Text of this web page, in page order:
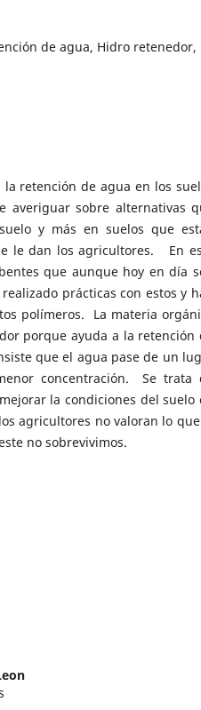
de agua, Hidro retenedor,
retención de agua en los
sobre alternativas
y más en suelos que
le dan los agricultores. En
que aunque hoy en día
prácticas con estos y
polímeros. La materia
porque ayuda a la retención
que el agua pase de un
concentración. Se trata
la condiciones del suelo
agricultores no valoran lo
no sobrevivimos.